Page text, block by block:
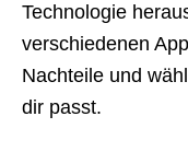
Technologie
verschiedenen
Nachteile und
dir passt.